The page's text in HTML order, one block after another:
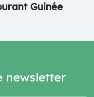
Guinée
newsletter